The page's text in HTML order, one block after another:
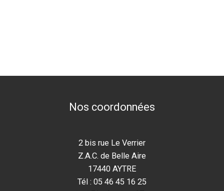
Nos coordonnées
2 bis rue Le Verrier
Z.A.C. de Belle Aire
17440 AYTRE
Tél : 05 46 45 16 25